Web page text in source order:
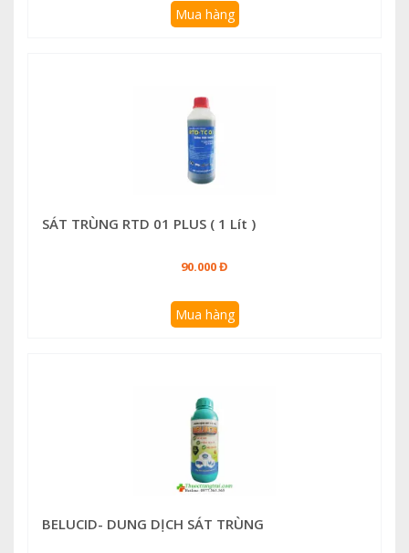
Mua hàng
SÁT TRÙNG RTD 01 PLUS ( 1 Lít )
90.000 Đ
Mua hàng
BELUCID- DUNG DỊCH SÁT TRÙNG